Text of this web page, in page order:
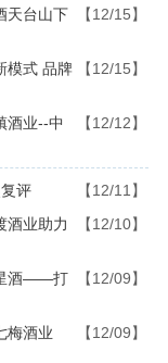
天台山下
【12/15】
模式 品牌
【12/15】
酒业--中
【12/12】
评
【12/11】
酒业助力
【12/10】
酒——打
【12/09】
梅酒业
【12/09】